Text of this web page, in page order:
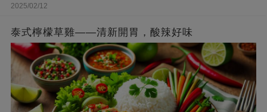
2025/02/12
泰式檸檬草雞——清新開胃，酸辣好味